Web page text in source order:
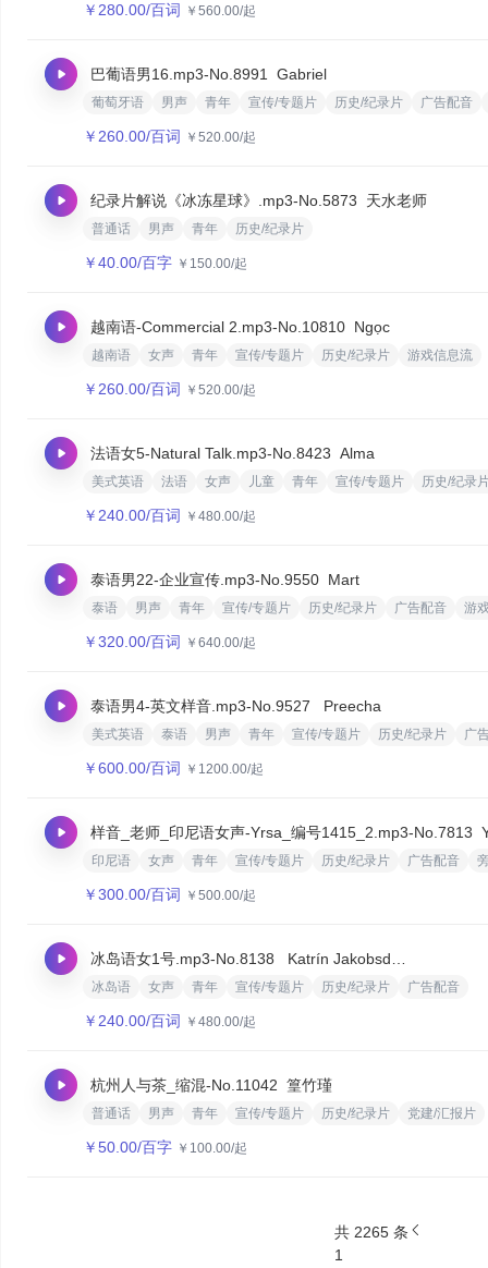
￥ 280.00/百词 ￥ 560.00/起
巴葡语男16.mp3-No.8991 Gabriel
葡萄牙语 男声 青年 宣传/专题片 历史/纪录片 广告配音
￥ 260.00/百词 ￥ 520.00/起
纪录片解说《冰冻星球》.mp3-No.5873 天水老师
普通话 男声 青年 历史/纪录片
￥40.00/百字 ￥ 150.00/起
越南语-Commercial 2.mp3-No.10810 ‌Ngọc‌
越南语 女声 青年 宣传/专题片 历史/纪录片 游戏信息流
￥ 260.00/百词 ￥ 520.00/起
法语女5-Natural Talk.mp3-No.8423 Alma
美式英语 法语 女声 儿童 青年 宣传/专题片 历史/纪录
￥ 240.00/百词 ￥ 480.00/起
泰语男22-企业宣传.mp3-No.9550 Mart
泰语 男声 青年 宣传/专题片 历史/纪录片 广告配音 游
￥320.00/百词 ￥ 640.00/起
泰语男4-英文样音.mp3-No.9527 ‌ Preecha
美式英语 泰语 男声 青年 宣传/专题片 历史/纪录片 广
￥600.00/百词 ￥ 1200.00/起
样音_老师_印尼语女声-Yrsa_编号1415_2.mp3-No.7813
印尼语 女声 青年 宣传/专题片 历史/纪录片 广告配音
￥300.00/百词 ￥ 500.00/起
冰岛语女1号.mp3-No.8138
冰岛语 女声 青年 宣传/专题片 历史/纪录片 广告配音
￥ 240.00/百词 ￥ 480.00/起
杭州人与茶_缩混-No.11042 篁竹瑾
普通话 男声 青年 宣传/专题片 历史/纪录片 党建/汇报片
￥50.00/百字 ￥ 100.00/起
共 2265 条
1